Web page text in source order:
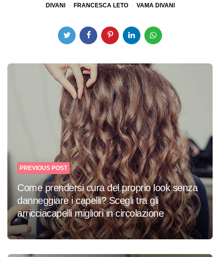
DIVANI FRANCESCA LETO VAMA DIVANI
navigation
PREVIOUS POST
Come prendersi cura del proprio look senza
danneggiare i capelli? Scegli tra gli
arricciacapelli migliori in circolazione